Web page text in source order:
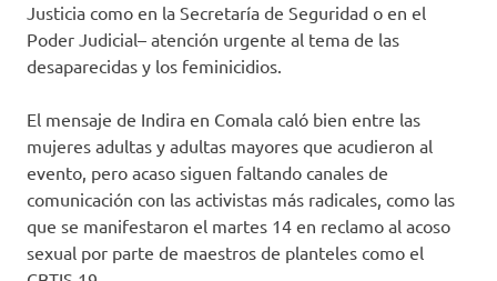
Justicia como en la Secretaría de Seguridad o en el
Poder Judicial– atención urgente al tema de las
desaparecidas y los feminicidios.
El mensaje de Indira en Comala caló bien entre las
mujeres adultas y adultas mayores que acudieron al
evento, pero acaso siguen faltando canales de
comunicación con las activistas más radicales, como las
que se manifestaron el martes 14 en reclamo al acoso
sexual por parte de maestros de planteles como el